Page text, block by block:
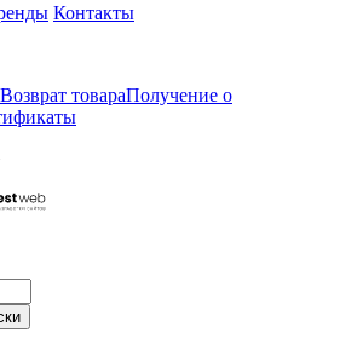
Контакты
Возврат товараПолучение о